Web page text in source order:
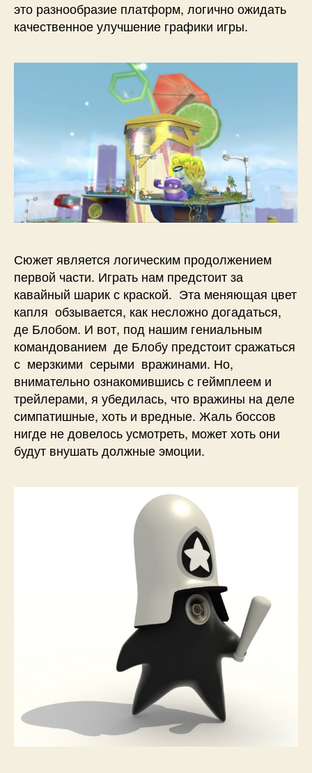
это разнообразие платформ, логично ожидать
качественное улучшение графики игры.
Сюжет является логическим продолжением
первой части. Играть нам предстоит за
кавайный шарик с краской. Эта меняющая цвет
капля обзывается, как несложно догадаться,
де Блобом. И вот, под нашим гениальным
командованием де Блобу предстоит сражаться
с мерзкими серыми вражинами. Но,
внимательно ознакомившись с геймплеем и
трейлерами, я убедилась, что вражины на деле
симпатишные, хоть и вредные. Жаль боссов
нигде не довелось усмотреть, может хоть они
будут внушать должные эмоции.